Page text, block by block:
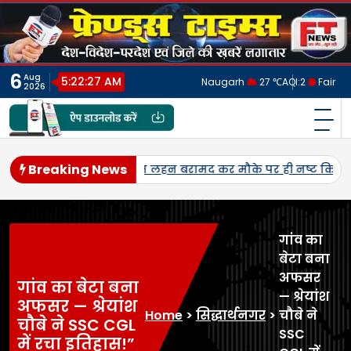
Skip
content
6 Aug
2026
5:22:30 AM Naugarh 27 ℃AQI:2 Fair
फ्रेंड्स टाइम्स
Breaking News
गिरफ्तार जनेश्वर मिश्र की जयंती पर सपा नेताओं ने किया नमन,
गांव का बेटा बना
अफसर — श्रेयांश
चौबे ने SSC CGL
में रचा इतिहास!”
Home > सिद्धार्थनगर >
गांव का
बेटा बना
अफसर
— श्रेयांश
चौबे ने
SSC